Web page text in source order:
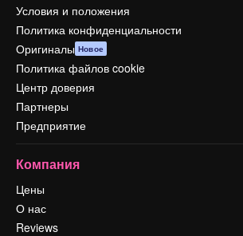
Условия и положения
Политика конфиденциальности
Оригиналы Новое
Политика файлов cookie
Центр доверия
Партнеры
Предприятие
Компания
Цены
О нас
Reviews